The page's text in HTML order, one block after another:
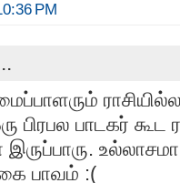
PM
பிரபல பாடகர் கூட
இருப்பாரு.
பாவம் :(